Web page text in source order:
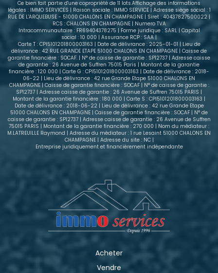
plus d'informations ou programmer une visite. Nous
vous accompagnerons avec plaisir dans votre
projet d'investissement.
Ce bien fait partie d'une copropriété de 11 lots.Affichage des informations
légales : IMMO SERVICES | Raison sociale : IMMO SERVICE | Adresse siège social : 1
RUE DE L'ARQUEBUSE - 51000 CHALONS EN CHAMPAGNE | Siret : 40437827500022 |
RCS : CHALONS EN CHAMPAGNE | Numero TVA
Intracommunautaire : FR69404378275 | Forme juridique : SARL | Capital
social : 10 000 | Assurance RCP : SAA |
Carte T : CPI5101201800003163 | Date de délivrance : 2025-01-01 | Lieu de
délivrance : 42 RUE GRANDE ETAPE 51000 CHALONS EN CHAMPAGNE | Caisse de
garantie financière : SOCAF. | N° de caisse de garantie : SP12737 | Adresse caisse
de garantie : 26 Avenue de Suffren 75015 Paris | Montant de la garantie
financière : 120 000 | Carte G : CPI5101201800003163 | Date de délivrance : 2018-
06-22 | Lieu de délivrance : 42 rue Grande Etape 51000 CHALONS EN
CHAMPAGNE | Caisse de garantie financière : SOCAF | N° de caisse de garantie :
SP12737 | Adresse caisse de garantie : 26 Avenue de Suffren 75015 PARIS |
Montant de la garantie financière : 180 000 | Carte S : CPI5101201800003163 |
Date de délivrance : 2018-06-22 | Lieu de délivrance : 42 rue Grande Etape
51000 CHALONS EN CHAMPAGNE | Caisse de garantie financière : SOCAF | N° de
caisse de garantie : SP12737 | Adresse caisse de garantie : 26 Avenue de Suffren
75015 PARIS | Montant de la garantie financière : 270 000 | Nom du médiateur :
M.LATREUILLE Raymond | Adresse du médiateur : 1 rue Lesaint 51000 CHALONS EN
CHAMPAGNE | Adresse du site : NC |
Entreprise juridiquement et financièrement indépendante
Acheter
Vendre